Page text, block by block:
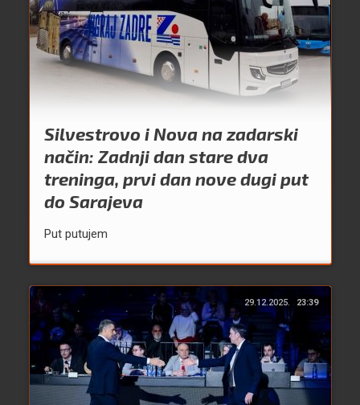
Silvestrovo i Nova na zadarski
način: Zadnji dan stare dva
treninga, prvi dan nove dugi put
do Sarajeva
Put putujem
29.12.2025. 23:39